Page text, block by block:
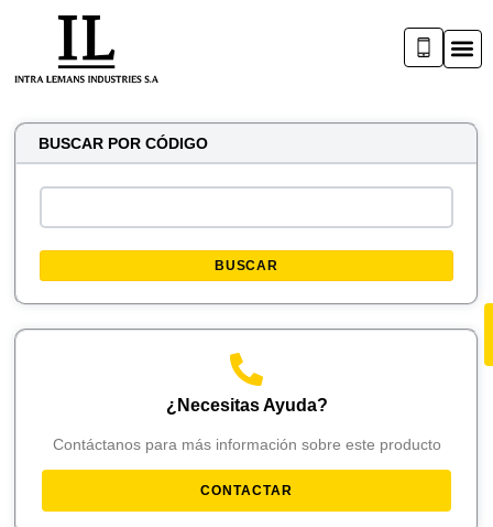
BUSCAR POR CÓDIGO
BUSCAR
¿Necesitas Ayuda?
Contáctanos para más información sobre este producto
CONTACTAR